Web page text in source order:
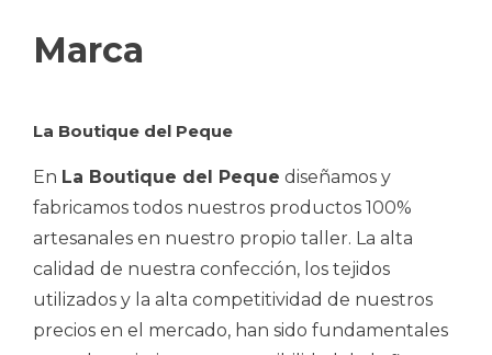
Marca
La Boutique del Peque
En La Boutique del Peque diseñamos y
fabricamos todos nuestros productos 100%
artesanales en nuestro propio taller. La alta
calidad de nuestra confección, los tejidos
utilizados y la alta competitividad de nuestros
precios en el mercado, han sido fundamentales